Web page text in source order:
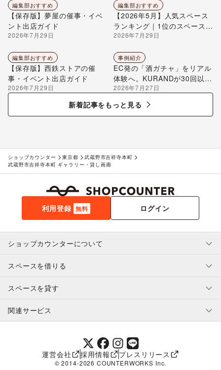
編集部おすすめ
【保存版】夢屋の催事・イベ
ント出店ガイド
2026年7月29日
編集部おすすめ
【2026年5月】人気スペース
ランキング｜1位のスペースを
編集部が解説
2026年7月29日
編集部おすすめ
【保存版】西鉄ストアの催
事・イベント出店ガイド
2026年7月29日
事例紹介
EC発の「酒ガチャ」をリアル
体験へ。KURANDが30回以上
のポップアップ出店で届け
る“新しいお酒との出会い”
2026年7月27日
新着記事をもっと見る
ショップカウンター 東京都
武蔵野市吉祥寺本町
武蔵野市吉祥寺本町 ギャラリー・貸し画廊
利用登録 無料 ログイン
ショップカウンターについて
利用規約・ガイドライン
特定商取引法に基づく表示
補償プログラム
スペースを借りる
スペースを借りたい人へ
ユーザー利用規約
提携パートナー
スペースを貸す
スペースを貸したい方へ
オーナー利用規約
関連サービス
SHOPCOUNTER MAGAZINE
ショップカウンターエンタープライズ
ショップカウンター常設
運営会社 採用情報 プレスリリース
© 2014-2026 COUNTERWORKS Inc.